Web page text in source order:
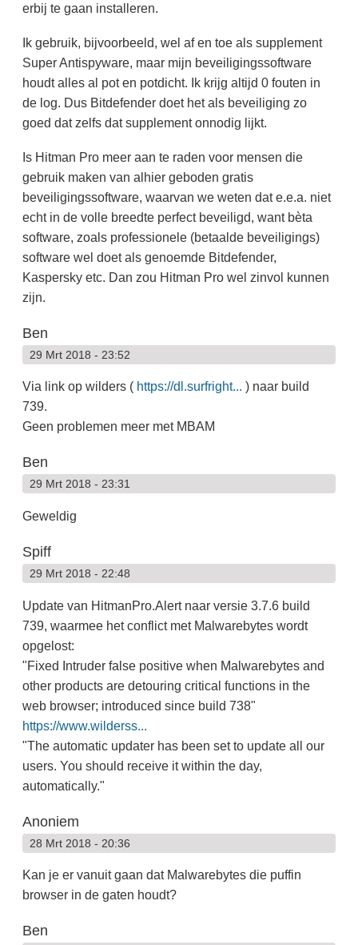
erbij te gaan installeren.
Ik gebruik, bijvoorbeeld, wel af en toe als supplement
Super Antispyware, maar mijn beveiligingssoftware
houdt alles al pot en potdicht. Ik krijg altijd 0 fouten in
de log. Dus Bitdefender doet het als beveiliging zo
goed dat zelfs dat supplement onnodig lijkt.
Is Hitman Pro meer aan te raden voor mensen die
gebruik maken van alhier geboden gratis
beveiligingssoftware, waarvan we weten dat e.e.a. niet
echt in de volle breedte perfect beveiligd, want bèta
software, zoals professionele (betaalde beveiligings)
software wel doet als genoemde Bitdefender,
Kaspersky etc. Dan zou Hitman Pro wel zinvol kunnen
zijn.
Ben
29 Mrt 2018 - 23:52
Via link op wilders ( https://dl.surfright... ) naar build
739.
Geen problemen meer met MBAM
Ben
29 Mrt 2018 - 23:31
Geweldig
Spiff
29 Mrt 2018 - 22:48
Update van HitmanPro.Alert naar versie 3.7.6 build
739, waarmee het conflict met Malwarebytes wordt
opgelost:
"Fixed Intruder false positive when Malwarebytes and
other products are detouring critical functions in the
web browser; introduced since build 738"
https://www.wilderss...
"The automatic updater has been set to update all our
users. You should receive it within the day,
automatically."
Anoniem
28 Mrt 2018 - 20:36
Kan je er vanuit gaan dat Malwarebytes die puffin
browser in de gaten houdt?
Ben